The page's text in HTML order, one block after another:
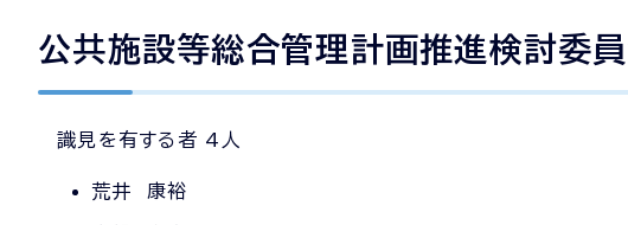
公共施設等総合管理計画推進検討委員
識見を有する者 4人
荒井 康裕